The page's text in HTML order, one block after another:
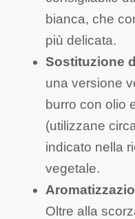
bianca, che
più delicata.
Sostituzione
una versione
burro con olio
(utilizzane
indicato nella
vegetale.
Oltre alla